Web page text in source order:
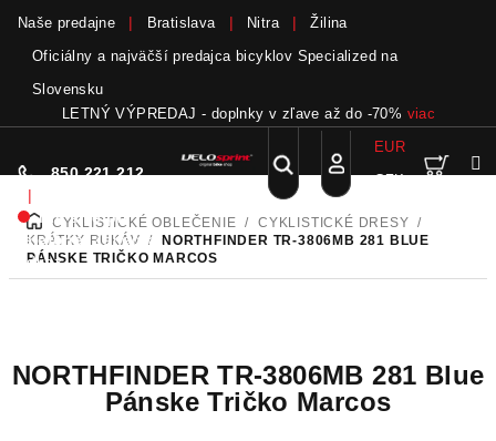
obsah
Naše predajne Bratislava Nitra
Žilina
Oficiálny a najväčší predajca bicyklov Specialized na
Slovensku
LETNÝ VÝPREDAJ - doplnky v zľave až do -70% viac
850 221 212
|
Nie sme pri
telefóne.Zanechať
odkaz
Hľadať
Prihlásenie
EUR
CZK
DOMOVCYKLISTICKÉ OBLEČENIE / CYKLISTICKÉ DRESY
/
KRÁTKY RUKÁV
/ NORTHFINDER TR-3806MB 281 BLUE
PÁNSKE TRIČKO MARCOS
NORTHFINDER TR-3806MB 281 Blue
Pánske Tričko Marcos